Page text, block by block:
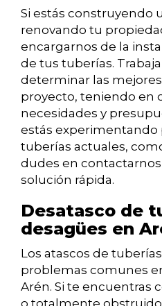
Si estás construyendo
renovando tu
encargarnos de la
de tus tuberías.
determinar las
proyecto, teniendo en
necesidades y
estás
tuberías actuales,
dudes en
solución rápida.
Desatasco de
desagües en
Los atascos de
problemas comunes
Arén. Si te encuentras